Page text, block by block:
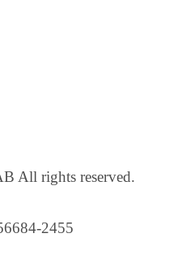
All rights reserved.
2455